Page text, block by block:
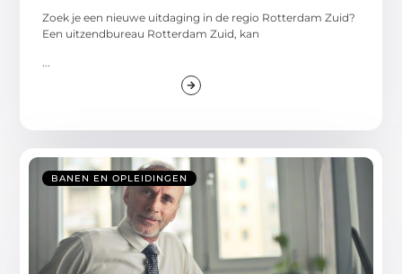
Zoek je een nieuwe uitdaging in de regio Rotterdam Zuid?
Een uitzendbureau Rotterdam Zuid, kan
BANEN EN OPLEIDINGEN